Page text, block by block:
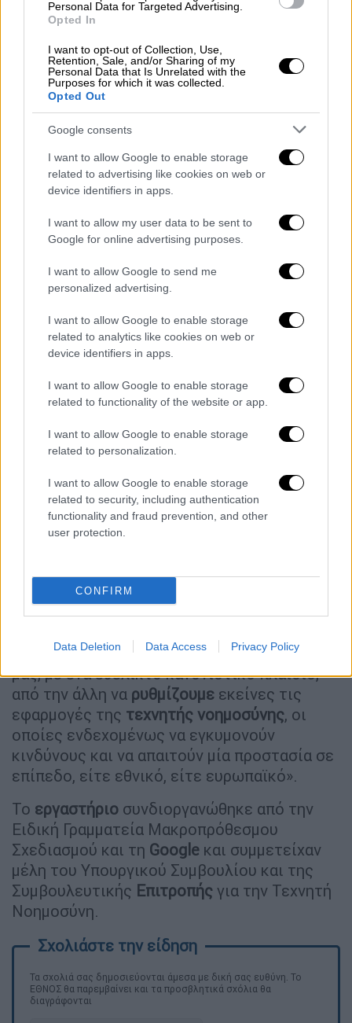
Personal Data for Targeted Advertising.
Opted In
I want to opt-out of Collection, Use,
Retention, Sale, and/or Sharing of my
Personal Data that Is Unrelated with the
Purposes for which it was collected.
Opted Out
Google consents
I want to allow Google to enable storage
related to advertising like cookies on web or
device identifiers in apps.
I want to allow my user data to be sent to
Google for online advertising purposes.
I want to allow Google to send me
personalized advertising.
I want to allow Google to enable storage
related to analytics like cookies on web or
device identifiers in apps.
I want to allow Google to enable storage
related to functionality of the website or app.
I want to allow Google to enable storage
related to personalization.
I want to allow Google to enable storage
related to security, including authentication
functionality and fraud prevention, and other
user protection.
CONFIRM
Data Deletion Data Access Privacy Policy
εξαιρετικά ευχάριστη είδηση ότι η Ελλάδα
επιλέχθηκε ως ένα από τα επτά ΑΙ Factories
από την Ευρωπαϊκή Επιτροπή. Με άλλα
λόγια, στις υποδομές τ
η Ελλάδα πια "παίζει" στο ευρωπαϊκό
Champions League.
Και προφανώς η τεχνητή νοημοσύνη είναι
ένα εξαιρετικά χρήσιμο
τις δημόσιες
πολιτικές και να κάνουμε τη ζωή των
πολιτώνκαλύτερη. Είτε μιλάμε για
εφαρμογέςστην υγεία, είτε μιλάμε για
εφαρμογές στην πολιτική προστασία, είτε
μιλάμε για εφαρμογές που μπορούν να
κάνουν τη ζωή στην πόλη μας πιο εύκολη, η
τεχνητή νοημοσύνη είναι ένα μοναδικό
ενσωματωθεί στις δημόσιεςπολιτικές».
Κυριάκος Μητσοτάκηςυπογράμμισε,
επίσης, ότι «ητεχνητή νοημοσύνη
έχει και
πολλούς κινδύνους τους οποίους πρέπει να
ελέγξουμε και να περιορίσουμε και η
φιλοδοξεί, και στον τομέα αυτό, να παίξει
νομοθετικού πλαισίου, του ΑΙ Act, έτσι ώστε
από τη μία να ενθαρρύνουμε τη δημιουργία
χώρο της τεχνητής νοημοσύνης στη χώρα
μας, με ένα ευέλικτο κανονιστικό πλαίσιο,
από την άλλη να ρυθμίζουμε εκείνες τις
εφαρμογές της τεχνητής νοημοσύνης, οι
οποίες ενδεχομένως να εγκυμονούν
κινδύνους και να απαιτούν μία προστασία σε
επίπεδο, είτε εθνικό, είτε ευρωπαϊκό».
Το εργαστήριο συνδιοργανώθηκε από την
Ειδική Γραμματεία Μακροπρόθεσμου
Σχεδιασμού και τη Google και συμμετείχαν
μέλη του Υπουργικού Συμβουλίου και της
Συμβουλευτικής Επιτροπής για την Τεχνητή
Νοημοσύνη.
Τα σχολιά σας δημοσιεύονται άμεσα με δική σας ευθύνη. Το
ΕΘΝΟΣ θα παρεμβαίνει και τα προσβλητικά σχόλια θα
διαγράφονται